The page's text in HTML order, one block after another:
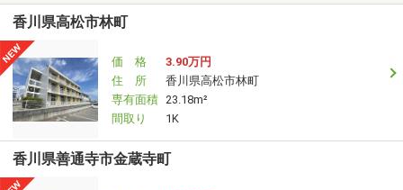
香川県高松市林町
価 格
3.90万円
住 所
香川県高松市林町
専有面積 23.18m²
間取り
1K
香川県善通寺市金蔵寺町